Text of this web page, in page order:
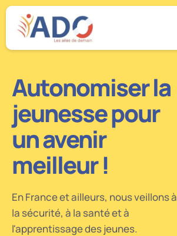
Autonomiser la
jeunesse pour
un avenir
meilleur !
En France et ailleurs, nous veillons à
la sécurité, à la santé et à
l'apprentissage des jeunes.